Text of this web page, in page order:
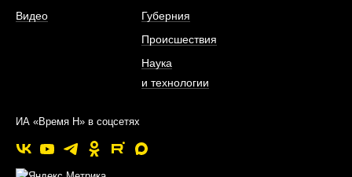
Видео
Губерния
Происшествия
Наука
и технологии
ИА «Время Н» в соцсетях